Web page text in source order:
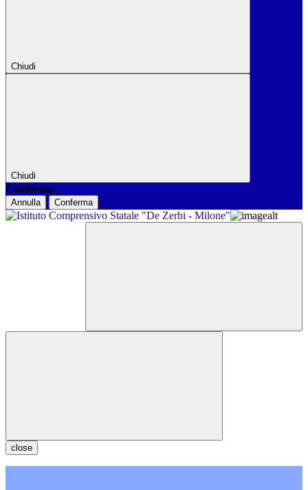
Chiudi
Chiudi
Conferma
Annulla Conferma
close